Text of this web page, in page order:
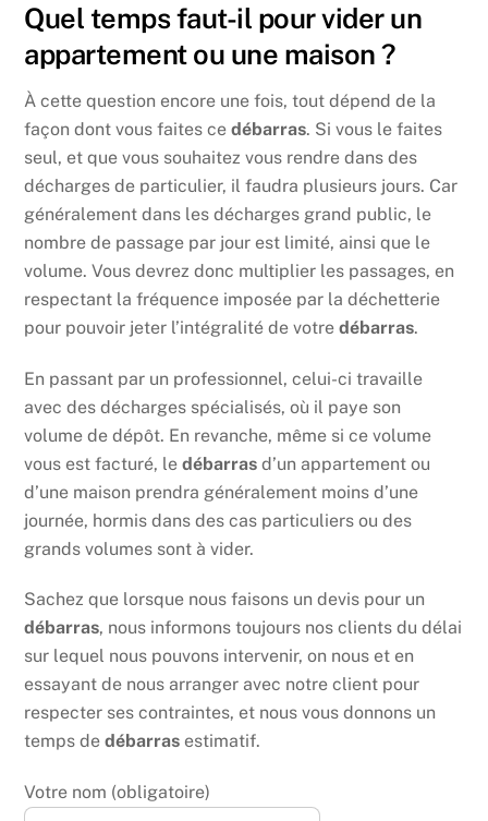
Quel temps faut-il pour vider un
appartement ou une maison ?
À cette question encore une fois, tout dépend de la
façon dont vous faites cedébarras. Si vous le faites
seul, et que vous souhaitez vous rendre dans des
décharges de particulier, il faudra plusieurs jours. Car
généralement dans les décharges grand public, le
nombre de passage par jour est limité, ainsi que le
volume. Vous devrez donc multiplier les passages, en
respectant la fréquence imposée par la déchetterie
pour pouvoir jeter l’intégralité de votredébarras.
En passant par un professionnel, celui-ci travaille
avec des décharges spécialisés, où il paye son
volume de dépôt. En revanche, même si ce volume
vous est facturé, ledébarras d’un appartement ou
d’une maison prendra généralement moins d’une
journée, hormis dans des cas particuliers ou des
grands volumes sont à vider.
Sachez que lorsque nous faisons un devis pour un
débarras, nous informons toujours nos clients du délai
sur lequel nous pouvons intervenir, on nous et en
essayant de nous arranger avec notre client pour
respecter ses contraintes, et nous vous donnons un
temps dedébarras estimatif.
Votre nom (obligatoire)